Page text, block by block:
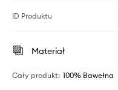
ID Produktu
Materiał
Cały produkt: 100% Bawełna